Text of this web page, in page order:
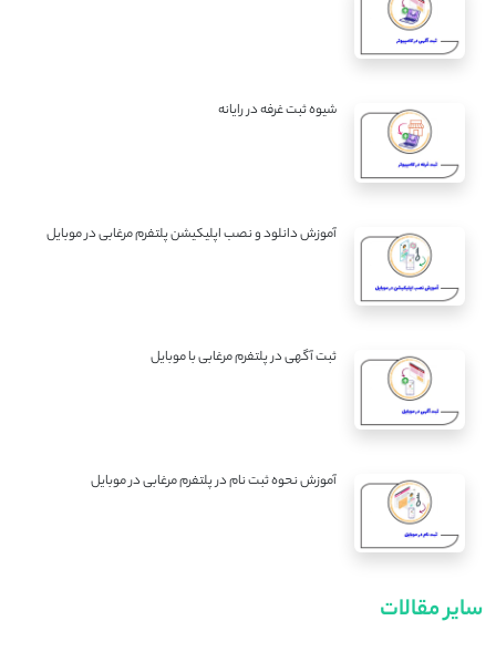
شیوه ثبت غرفه در رایانه
آموزش دانلود و نصب اپلیکیشن پلتفرم مرغابی در موبایل
ثبت آگهی در پلتفرم مرغابی با موبایل
آموزش نحوه ثبت نام در پلتفرم مرغابی در موبایل
سایر مقالات